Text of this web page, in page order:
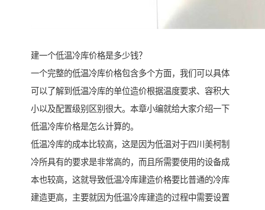
建一个低温冷库价格是多少钱？
一个完整的低温冷库价格包含多个方面，我们可以具体
可以了解到低温冷库的单位造价根据温度要求、容积大
小以及配置级别区别很大。本章小编就给大家介绍一下
低温冷库价格是怎么计算的。
低温冷库的成本比较高，这是因为低温对于四川美柯制
冷所具有的要求是非常高的，而且所需要使用的设备成
本也较高，这就导致低温冷库建造价格要比普通的冷库
建造更高，主要就因为低温冷库建造的过程中需要设置